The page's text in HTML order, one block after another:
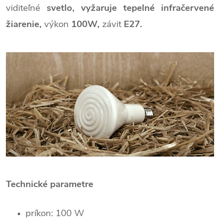
viditeľné svetlo, vyžaruje tepelné infračervené
žiarenie, výkon 100W, závitE27.
Technické parametre
príkon: 100 W